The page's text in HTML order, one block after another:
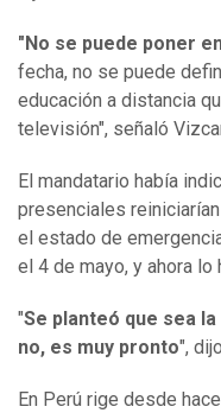
"No se puede poner
fecha, no se puede
educación a distancia
televisión", señaló
El mandatario había
presenciales
el estado de
el 4 de mayo, y ahora lo
"Se planteó que sea
no, es muy pronto",
En Perú rige desde